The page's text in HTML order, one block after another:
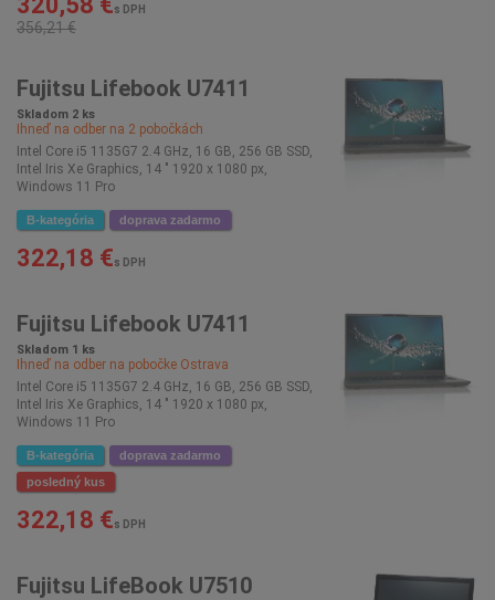
s DPH
356,21 €
Fujitsu Lifebook U7411
Skladom 2 ks
Ihneď na odber na 2 pobočkách
Intel Core i5 1135G7 2.4 GHz, 16 GB, 256 GB SSD,
Intel Iris Xe Graphics, 14 " 1920 x 1080 px,
Windows 11 Pro
B-kategória doprava zadarmo
322,18 €s DPH
Fujitsu Lifebook U7411
Skladom 1 ks
Ihneď na odber na pobočke Ostrava
Intel Core i5 1135G7 2.4 GHz, 16 GB, 256 GB SSD,
Intel Iris Xe Graphics, 14 " 1920 x 1080 px,
Windows 11 Pro
B-kategória
doprava zadarmo
posledný kus
322,18 €s DPH
Fujitsu LifeBook U7510